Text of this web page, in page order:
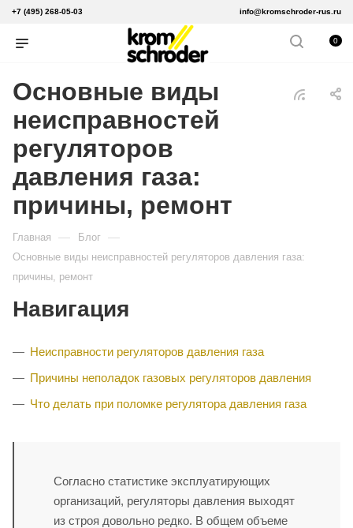
+7 (495) 268-05-03 info@kromschroder-rus.ru
0
Основные виды
неисправностей
регуляторов
давления газа:
причины, ремонт
Главная — Блог —
Основные виды неисправностей регуляторов давления газа:
причины, ремонт
Навигация
Неисправности регуляторов давления газа
Причины неполадок газовых регуляторов давления
Что делать при поломке регулятора давления газа
Согласно статистике эксплуатирующих
организаций, регуляторы давления выходят
из строя довольно редко. В общем объеме